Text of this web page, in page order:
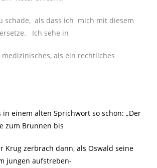
schade, als dass ich mich mit diesem
Ich sehe in
als ein rechtliches
einem alten Sprichwort so schön: „Der
zum Brunnen bis
Krug zerbrach dann, als Oswald seine
jungen aufstreben-